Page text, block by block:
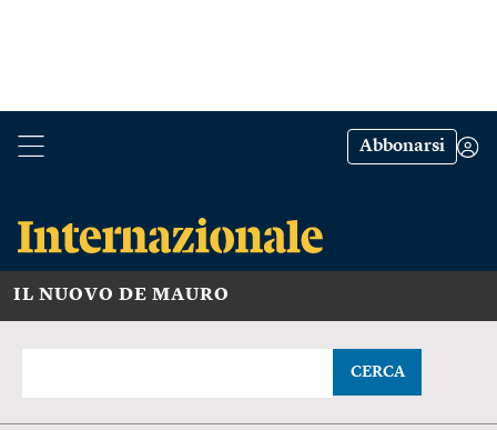
Abbonarsi
IL NUOVO DE MAURO
CERCA